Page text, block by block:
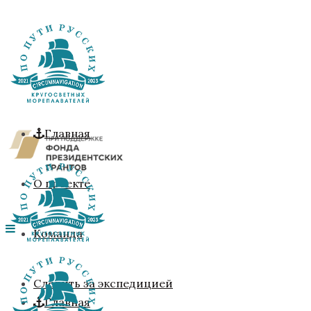
Главная
О проекте
Команда
Следить за экспедицией
Главная